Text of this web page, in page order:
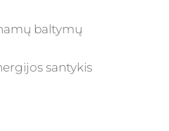
baltymų
santykis